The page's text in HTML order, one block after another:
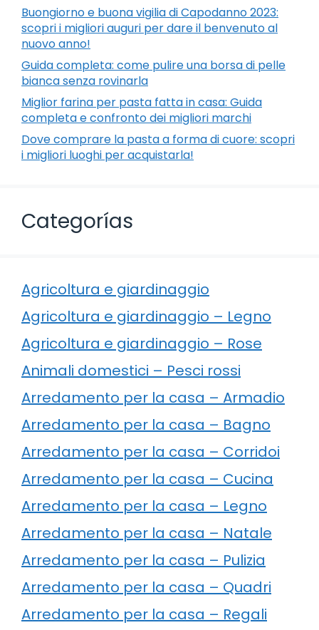
Buongiorno e buona vigilia di Capodanno 2023:
scopri i migliori auguri per dare il benvenuto al
nuovo anno!
Guida completa: come pulire una borsa di pelle
bianca senza rovinarla
Miglior farina per pasta fatta in casa: Guida
completa e confronto dei migliori marchi
Dove comprare la pasta a forma di cuore: scopri
i migliori luoghi per acquistarla!
Categorías
Agricoltura e giardinaggio
Agricoltura e giardinaggio – Legno
Agricoltura e giardinaggio – Rose
Animali domestici – Pesci rossi
Arredamento per la casa – Armadio
Arredamento per la casa – Bagno
Arredamento per la casa – Corridoi
Arredamento per la casa – Cucina
Arredamento per la casa – Legno
Arredamento per la casa – Natale
Arredamento per la casa – Pulizia
Arredamento per la casa – Quadri
Arredamento per la casa – Regali